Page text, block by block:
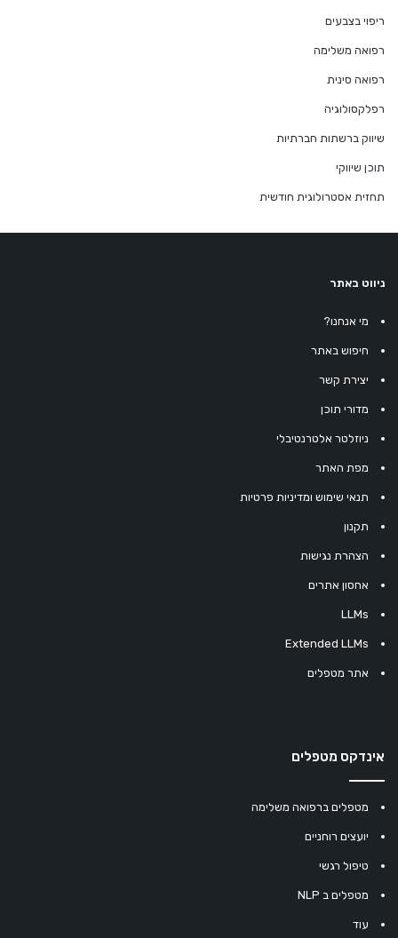
ריפוי בצבעים
רפואה משלימה
רפואה סינית
רפלקסולוגיה
שיווק ברשתות חברתיות
תוכן שיווקי
תחזית אסטרולוגית חודשית
ניווט באתר
מי אנחנו?
חיפוש באתר
יצירת קשר
מדורי תוכן
ניוזלטר אלטרנטיבלי
מפת האתר
תנאי שימוש ומדיניות פרטיות
תקנון
הצהרת נגישות
אחסון אתרים
LLMs
Extended LLMs
אתר מטפלים
אינדקס מטפלים
מטפלים ברפואה משלימה
יועצים רוחניים
טיפול רגשי
מטפלים ב NLP
עוד